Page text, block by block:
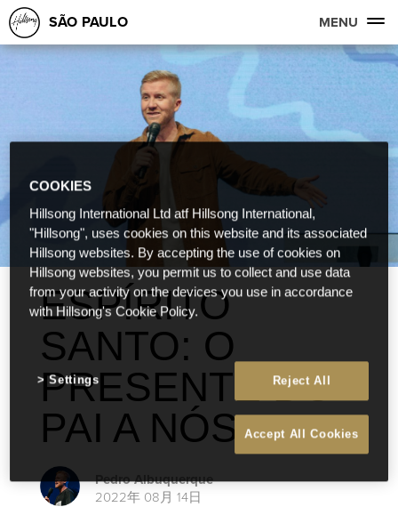
SÃO PAULO MENU
ESPÍRITO
SANTO: O
PRESENTE DO
PAI A NÓS
Pedro Albuquerque
2022年 08月 14日
COOKIES
Hillsong International Ltd atf Hillsong International,
"Hillsong", uses cookies on this website and its associated
Hillsong websites. By accepting the use of cookies on
Hillsong websites, you permit us to collect and use data
from your activity on the devices you use in accordance
with Hillsong's Cookie Policy.
Reject All
Accept All Cookies
Settings